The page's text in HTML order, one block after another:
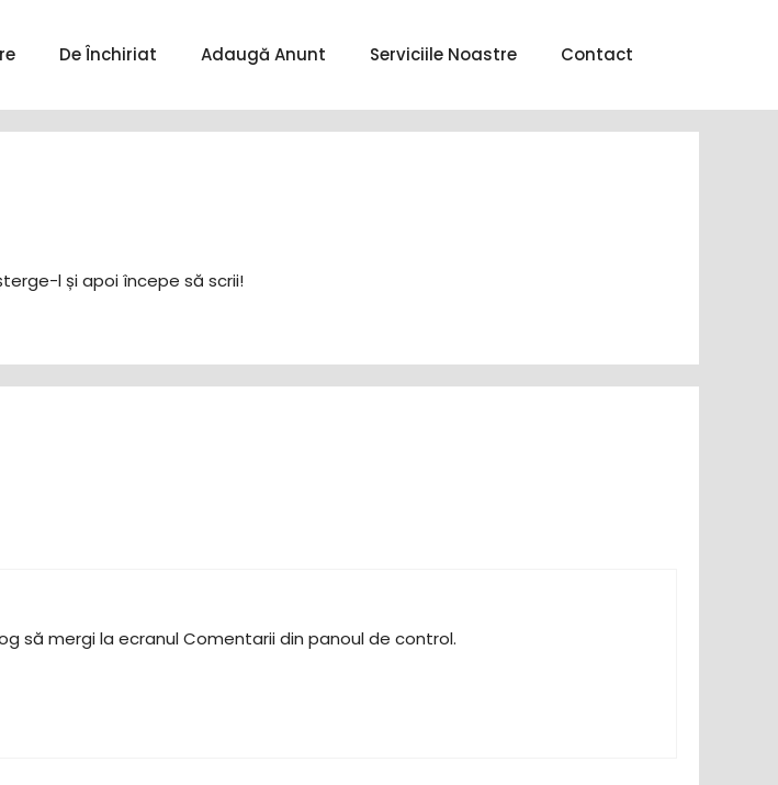
De Închiriat Adaugă Anunt Serviciile Noastre Contact
l și apoi începe să scrii!
să mergi la ecranul Comentarii din panoul de control.